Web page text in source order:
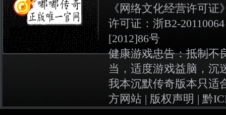
《网络文化经营许可证
许可证：浙B2-
[2012]86号
健康游戏忠告：抵制不
当，适度游戏益脑，沉
我本沉默传奇版本只适
方网站 | 版权声明 | 黔